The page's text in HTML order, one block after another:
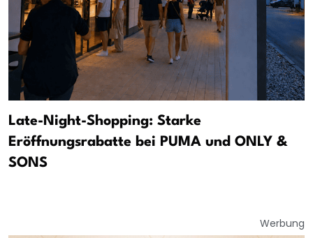
Late-Night-Shopping: Starke
Eröffnungsrabatte bei PUMA und ONLY &
SONS
Werbung